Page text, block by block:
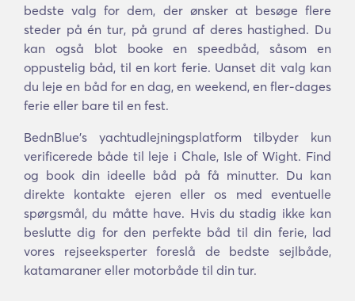
bedste valg for dem, der ønsker at besøge flere
steder på én tur, på grund af deres hastighed. Du
kan også blot booke en speedbåd, såsom en
oppustelig båd, til en kort ferie. Uanset dit valg kan
du leje en båd for en dag, en weekend, en fler-dages
ferie eller bare til en fest.
BednBlue's yachtudlejningsplatform tilbyder kun
verificerede både til leje i Chale, Isle of Wight. Find
og book din ideelle båd på få minutter. Du kan
direkte kontakte ejeren eller os med eventuelle
spørgsmål, du måtte have. Hvis du stadig ikke kan
beslutte dig for den perfekte båd til din ferie, lad
vores rejseeksperter foreslå de bedste sejlbåde,
katamaraner eller motorbåde til din tur.